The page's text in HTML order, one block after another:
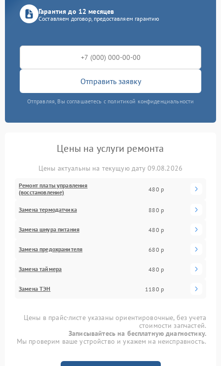
Гарантия до 12 месяцев
Составляем договор, предоставляем гарантию
Отправить заявку
Отправляя, Вы соглашаетесь с политикой конфиденциальности
Цены на услуги ремонта
Цены актуальны на текущую дату 09.08.2026
Ремонт платы управления
(восстановление)
480 р
Замена термодатчика 880 р
Замена шнура питания 480 р
Замена предохранителя 680 р
Замена таймера 480 р
Замена ТЭН 1180 р
Цены в прайс-листе указаны ориентировочные, без учета
стоимости запчастей.
Записывайтесь на бесплатную диагностику.
Мы проверим ваше устройство и укажем на неисправность.